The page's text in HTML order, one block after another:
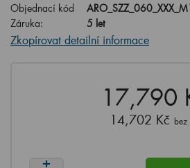
Objednací kód
Záruka:
5 let
Zkopírovat detailní informace
17,790
14,702 Kč bez